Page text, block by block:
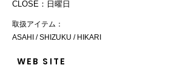
CLOSE：日曜日
取扱アイテム：
ASAHI / SHIZUKU / HIKARI
WEB SITE